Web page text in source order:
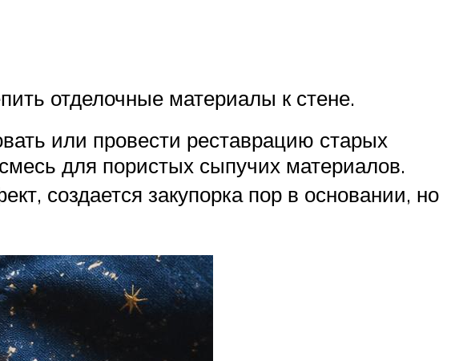
отделочные материалы к стене.
или провести реставрацию старых
для пористых сыпучих материалов.
создается закупорка пор в основании, но